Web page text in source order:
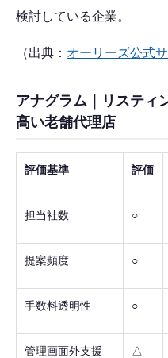
検討している企業。
（出典： オーリーズ公式
アナグラム｜リスティ
高い老舗代理店
評価基準 評価
担当社数 ○
提案頻度 ○
手数料透明性 ○
管理画面外支援 △